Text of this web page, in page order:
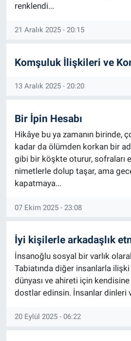
renklendi...
21 Aralık 2025 - 20:15
Komşuluk İlişkileri ve
13 Aralık 2025 - 20:20
Bir İpin Hesabı
Hikâye bu ya zamanın birinde,
kadar da ölümden korkan bir
gibi bir köşkte oturur, sofraları
nimetlerle dolup taşar, ama
kapatmaya...
07 Ekim 2025 - 23:08
İyi kişilerle arkadaşlık
İnsanoğlu sosyal bir varlık
Tabiatında diğer insanlarla
dünyası ve ahireti için
dostlar edinsin. İnsanlar dinleri
20 Eylül 2025 - 06:22